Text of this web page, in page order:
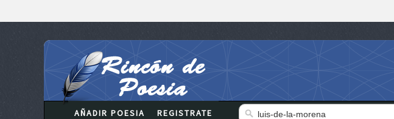
AÑADIR POESIA REGISTRATE